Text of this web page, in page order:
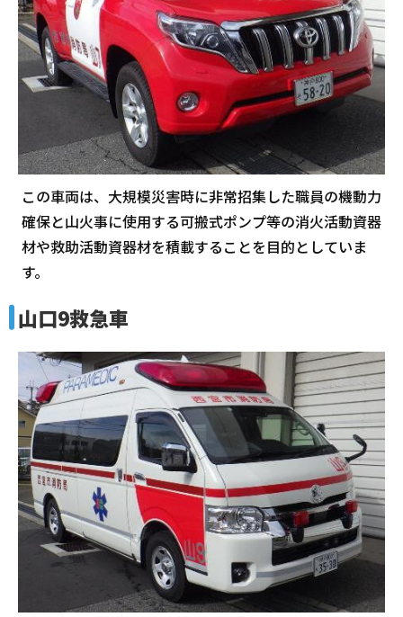
この車両は、大規模災害時に非常招集した職員の機動力
確保と山火事に使用する可搬式ポンプ等の消火活動資器
材や救助活動資器材を積載することを目的としていま
す。
山口9救急車